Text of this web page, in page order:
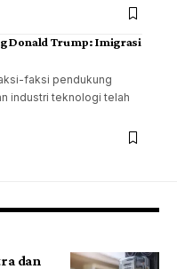
Donald Trump: Imigrasi
faksi pendukung
industri teknologi telah
dan